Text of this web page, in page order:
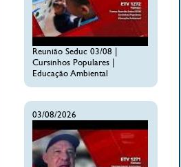
Reunião Seduc 03/08 |
Cursinhos Populares |
Educação Ambiental
03/08/2026